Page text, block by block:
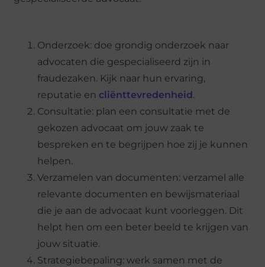
Onderzoek: doe grondig onderzoek naar
advocaten die gespecialiseerd zijn in
fraudezaken. Kijk naar hun ervaring,
reputatie en cliënttevredenheid.
Consultatie: plan een consultatie met de
gekozen advocaat om jouw zaak te
bespreken en te begrijpen hoe zij je kunnen
helpen.
Verzamelen van documenten: verzamel alle
relevante documenten en bewijsmateriaal
die je aan de advocaat kunt voorleggen. Dit
helpt hen om een beter beeld te krijgen van
jouw situatie.
Strategiebepaling: werk samen met de